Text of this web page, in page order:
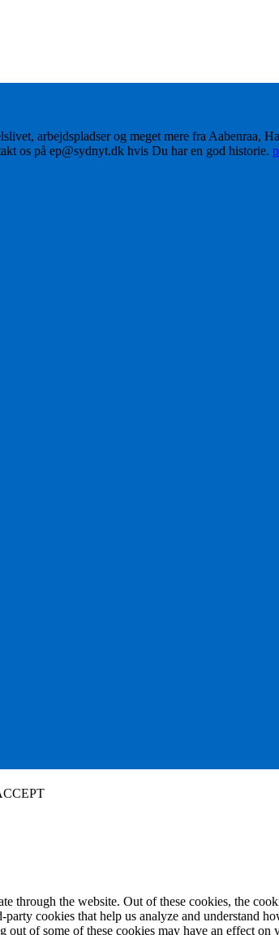
arbejdspladser og meget mere fra Aabenraa,
os på ep@sydnyt.dk hvis Du har en god historie.
the website. Out of these cookies, the
cookies that help us analyze and understand
of some of these cookies may have an effect on